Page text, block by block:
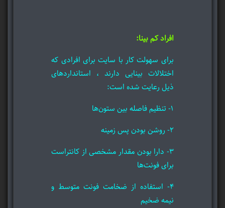
افراد کم بینا:
برای سهولت کار با سایت برای افرادی که
اختلالات بینایی دارند ، استانداردهای
ذیل رعایت شده است:
۱- تنظیم فاصله بین ستون‌ها
۲- روشن بودن پس زمینه
۳- دارا بودن مقدار مشخصی از کانتراست
برای فونت‌ها
۴- استفاده از ضخامت فونت متوسط و
نیمه ضخیم